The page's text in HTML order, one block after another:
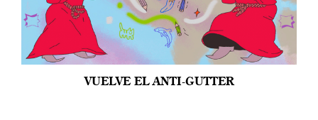
VUELVE EL ANTI-GUTTER